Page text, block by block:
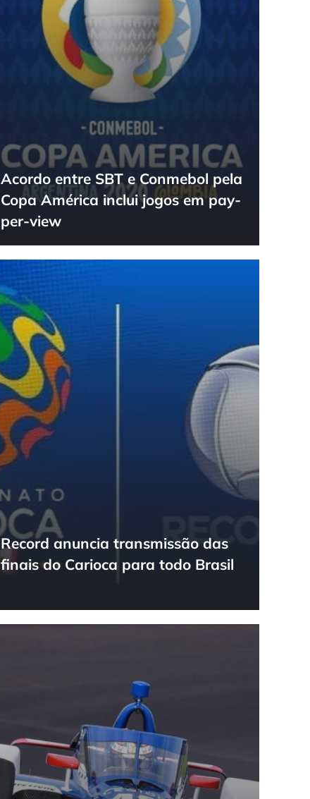
Acordo entre SBT e Conmebol pela
Copa América inclui jogos em pay-
per-view
Record anuncia transmissão das
finais do Carioca para todo Brasil